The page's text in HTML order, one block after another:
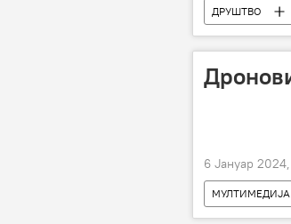
ДРУШТВО
6 Јануар
МУЛТИМЕДИЈА